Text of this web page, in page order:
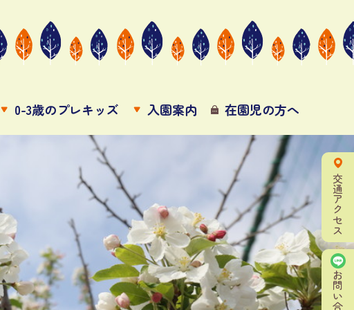
交通アクセス
0-3歳のプレキッズ 入園案内 在園児の方へ